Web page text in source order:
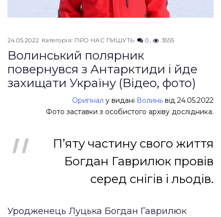
24.05.2022 Категорія: ПРО НАС ПИШУТЬ 0 3555
Волинський полярник
повернувся з Антарктиди і йде
захищати Україну (Відео, фото)
Оригінал у видані Волинь від 24.05.2022
Фото заставки з особистого архіву дослідника.
П’яту частину свого життя
Богдан Гаврилюк провів
серед снігів і льодів.
Уродженець Луцька Богдан Гаврилюк